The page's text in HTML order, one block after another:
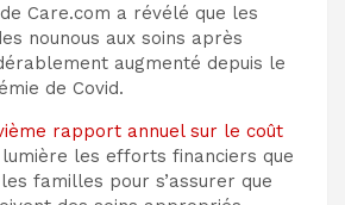
Care.com a révélé que les
nounous aux soins après
augmenté depuis le
de Covid.
rapport annuel sur le coût
les efforts financiers que
familles pour s’assurer que